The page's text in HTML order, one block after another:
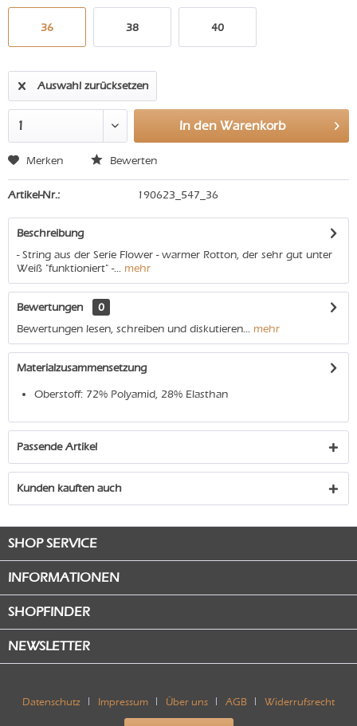
36 38 40
Auswahl zurücksetzen
In den Warenkorb
Merken Bewerten
Artikel-Nr.: 190623_547_36
Beschreibung
- String aus der Serie Flower - warmer Rotton, der sehr gut unter
Weiß "funktioniert" -... mehr
Bewertungen
0
Bewertungen lesen, schreiben und diskutieren... mehr
Materialzusammensetzung
Oberstoff: 72% Polyamid, 28% Elasthan
Passende Artikel
Kunden kauften auch
SHOP SERVICE
INFORMATIONEN
SHOPFINDER
NEWSLETTER
Datenschutz Impressum Über uns AGB Widerrufsrecht